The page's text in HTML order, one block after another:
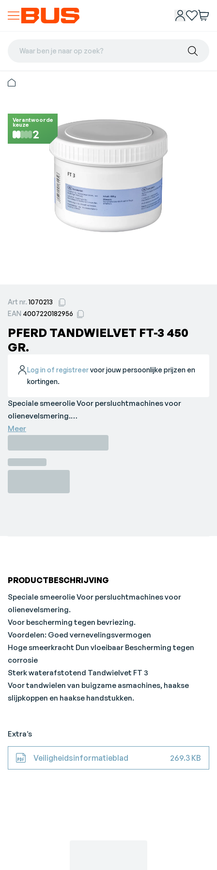
Waar ben je naar op zoek?
Verantwoorde
keuze
2
Art nr.1070213
EAN 4007220182956
PFERD TANDWIELVET FT-3 450
GR.
Log in of registreervoor jouw persoonlijke prijzen en
kortingen.
Speciale smeerolie Voor persluchtmachines voor
olienevelsmering.
Voor bescherming tegen bevriezing.
Hoge smeerkracht Dun vloeibaar Bescherming tegen
corrosie
Voor tandwielen van buigzame asmachines, haakse
Meer
PRODUCTBESCHRIJVING
Speciale smeerolie Voor persluchtmachines voor
olienevelsmering.
Voor bescherming tegen bevriezing.
Voordelen: Goed vernevelingsvermogen
Hoge smeerkracht Dun vloeibaar Bescherming tegen
corrosie
Sterk waterafstotend Tandwielvet FT 3
Voor tandwielen van buigzame asmachines, haakse
slijpkoppen en haakse handstukken.
Extra’s
Veiligheidsinformatieblad 269.3 KB